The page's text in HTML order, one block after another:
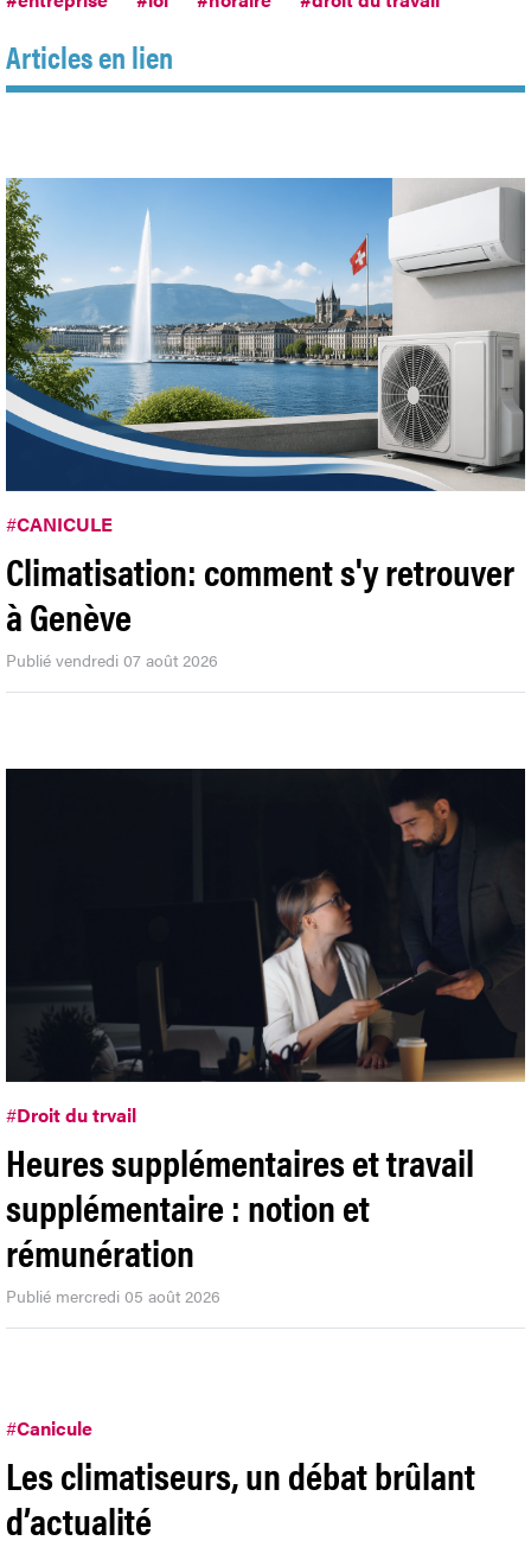
Articles en lien
#CANICULE
Climatisation: comment s'y retrouver
à Genève
Publié vendredi 07 août 2026
#Droit du trvail
Heures supplémentaires et travail
supplémentaire : notion et
rémunération
Publié mercredi 05 août 2026
#Canicule
Les climatiseurs, un débat brûlant
d’actualité